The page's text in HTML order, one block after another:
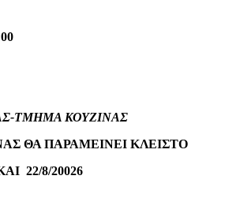
ΤΜΗΜΑ ΚΟΥΖΙΝΑΣ
ΘΑ ΠΑΡΑΜΕΙΝΕΙ ΚΛΕΙΣΤΟ
22/8/20026